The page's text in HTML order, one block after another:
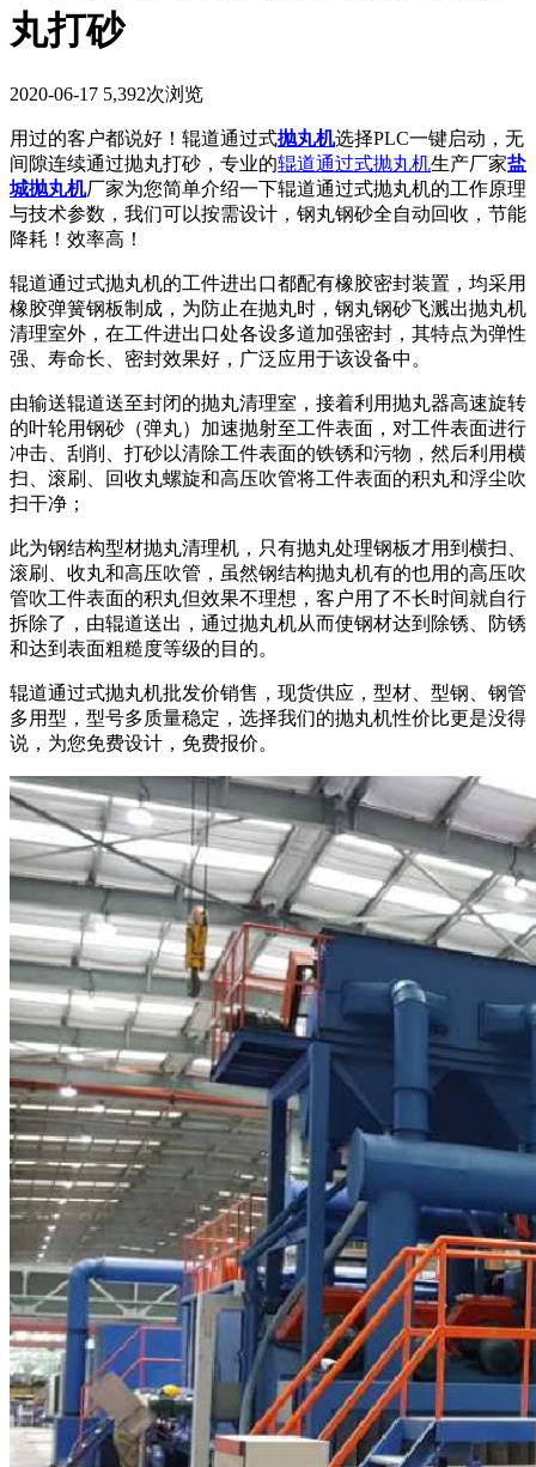
丸打砂
2020-06-17 5,392次浏览
用过的客户都说好！辊道通过式抛丸机选择PLC一键启动，无
间隙连续通过抛丸打砂，专业的辊道通过式抛丸机生产厂家盐
城抛丸机厂家为您简单介绍一下辊道通过式抛丸机的工作原理
与技术参数，我们可以按需设计，钢丸钢砂全自动回收，节能
降耗！效率高！
辊道通过式抛丸机的工件进出口都配有橡胶密封装置，均采用
橡胶弹簧钢板制成，为防止在抛丸时，钢丸钢砂飞溅出抛丸机
清理室外，在工件进出口处各设多道加强密封，其特点为弹性
强、寿命长、密封效果好，广泛应用于该设备中。
由输送辊道送至封闭的抛丸清理室，接着利用抛丸器高速旋转
的叶轮用钢砂（弹丸）加速抛射至工件表面，对工件表面进行
冲击、刮削、打砂以清除工件表面的铁锈和污物，然后利用横
扫、滚刷、回收丸螺旋和高压吹管将工件表面的积丸和浮尘吹
扫干净；
此为钢结构型材抛丸清理机，只有抛丸处理钢板才用到横扫、
滚刷、收丸和高压吹管，虽然钢结构抛丸机有的也用的高压吹
管吹工件表面的积丸但效果不理想，客户用了不长时间就自行
拆除了，由辊道送出，通过抛丸机从而使钢材达到除锈、防锈
和达到表面粗糙度等级的目的。
辊道通过式抛丸机批发价销售，现货供应，型材、型钢、钢管
多用型，型号多质量稳定，选择我们的抛丸机性价比更是没得
说，为您免费设计，免费报价。